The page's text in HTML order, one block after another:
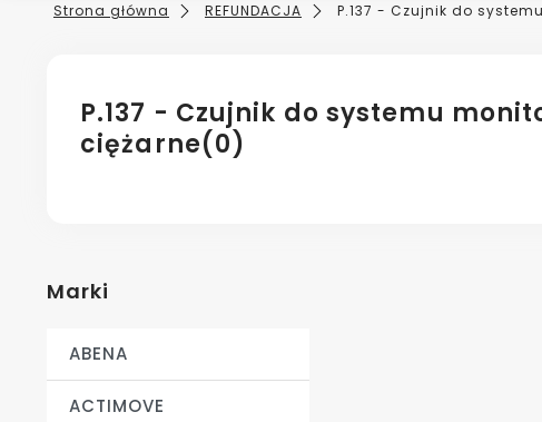
Strona główna REFUNDACJA P.137 - Czujnik do
P.137 - Czujnik do systemu
ciężarne(0)
Marki
ABENA
ACTIMOVE